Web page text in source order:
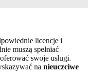
licencje i
muszą spełniać
swoje usługi.
na nieuczciwe